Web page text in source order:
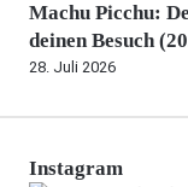
Machu Picchu:
deinen Besuch
28. Juli 2026
Instagram